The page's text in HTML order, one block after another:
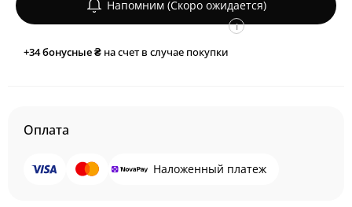
Напомним (Скоро ожидается)
+34бонусные ₴ на счет в случае покупки
i
Оплата
Наложенный платеж